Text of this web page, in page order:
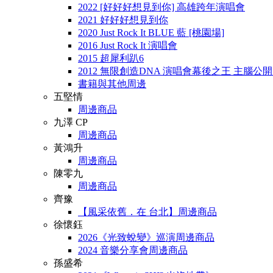
2022 [好好好想見到你] 高雄跨年演唱會
2021 好好好想見到你
2020 Just Rock It BLUE 藍 [桃園場]
2016 Just Rock It 演唱會
2015 超犀利趴6
2012 無限創造DNA 演唱會幕後之王 主腦公
書籍與其他周邊
五堅情
周邊商品
九澤 CP
周邊商品
黃鴻升
周邊商品
陳零九
周邊商品
齊豫
【風采依舊．在 台北】周邊商品
徐懷鈺
2026《光致蛻變》巡演周邊商品
2024 音樂分享會周邊商品
孫盛希